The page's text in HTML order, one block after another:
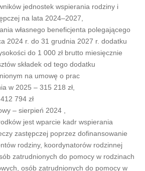
jednostek wspierania rodziny i
na lata 2024–2027,
własnego beneficjenta polegającego
2024 r. do 31 grudnia 2027 r. dodatku
do 1 000 zł brutto miesięcznie
składek od tego dodatku
na umowę o prac
w 2025 – 315 218 zł,
794 zł
– sierpień 2024 ,
jest wparcie kadr wspierania
zastępczej poprzez dofinansowanie
rodziny, koordynatorów rodzinnej
zatrudnionych do pomocy w rodzinach
osób zatrudnionych do pomocy w